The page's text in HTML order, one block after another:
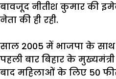
बावजूद नीतीश कुमार की
नेता की ही रही.
साल 2005 में भाजपा के साथ
पहली बार बिहार के मुख्यमंत्री
बाद महिलाओं के लिए 50